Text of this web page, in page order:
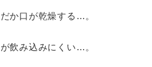
か口が乾燥する…。
飲み込みにくい…。